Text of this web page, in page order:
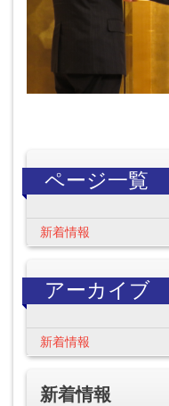
ページ一覧
新着情報
アーカイブ
新着情報
新着情報